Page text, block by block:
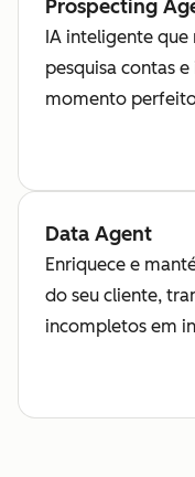
Prospecting
IA inteligente
pesquisa contas
momento
Data Agent
Enriquece e
do seu cliente,
incompletos em